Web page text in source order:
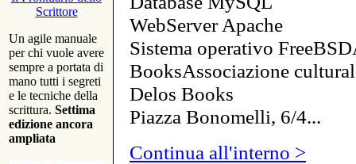
Scrittore
Un agile manuale
per chi vuole avere
sempre a portata di
mano tutti i segreti
e le tecniche della
scrittura. Settima
edizione ancora
ampliata
WebServer Apache
Sistema operativo
BooksAssociazione
Delos Books
Piazza Bonomelli, 6/4...
Continua all'interno >